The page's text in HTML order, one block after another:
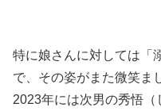
特に娘さんに対しては「
で、その姿がまた微笑ま
2023年には次男の秀悟